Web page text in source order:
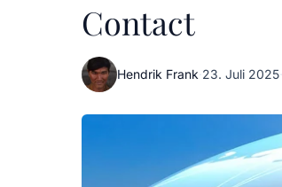
Contact
Hendrik Frank·23. Juli 2025·